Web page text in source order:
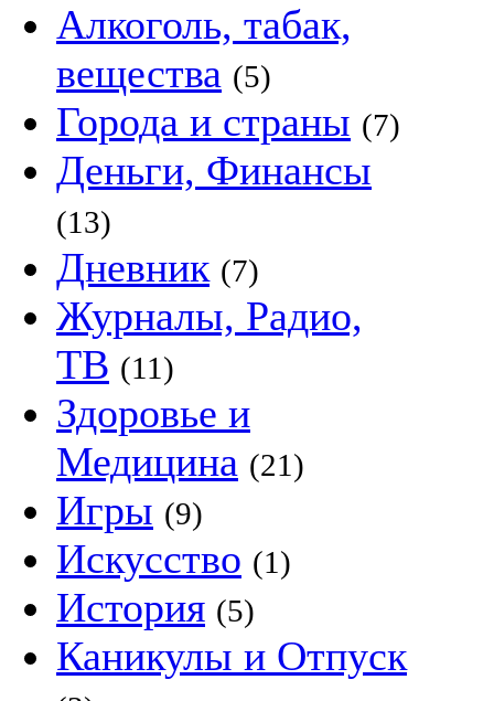
Алкоголь, табак,
вещества (5)
Города и страны (7)
Деньги, Финансы
(13)
Дневник (7)
Журналы, Радио,
ТВ (11)
Здоровье и
Медицина (21)
Игры (9)
Искусство (1)
История (5)
Каникулы и Отпуск